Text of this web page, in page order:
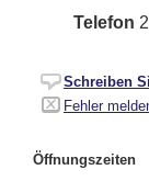
Telefon
Schreiben
Fehler
Öffnungszeiten